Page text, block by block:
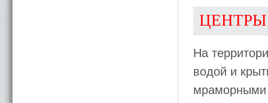
На
водой и
мраморными